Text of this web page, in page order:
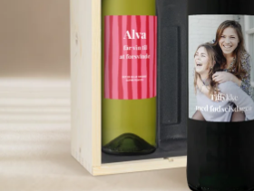
Gratis kort med hilsen
Lav noget særligt i blot få trin – med
billede af dig eller en besked, der går
Intet besvær men udelukkende en